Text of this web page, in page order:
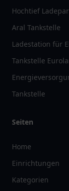
Hochtief
Aral Tankstelle
Ladestation für
Tankstelle
Tankstelle
Seiten
Home
Einrichtungen
Kategorien